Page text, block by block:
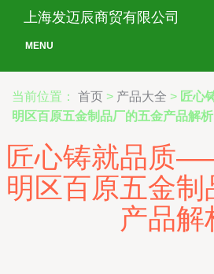
上海发迈辰商贸有限公司
MENU
当前位置： 首页 > 产品大全 > 匠心
明区百原五金制品厂的五金产品解析
匠心铸就品质
明区百原五金制
产品解